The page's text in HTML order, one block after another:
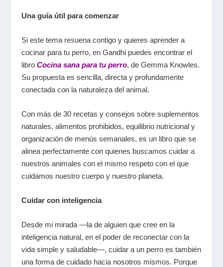
Una guía útil para comenzar
Si este tema resuena contigo y quieres aprender a
cocinar para tu perro, en Gandhi puedes encontrar el
libro Cocina sana para tu perro, de Gemma Knowles.
Su propuesta es sencilla, directa y profundamente
conectada con la naturaleza del animal.
Con más de 30 recetas y consejos sobre suplementos
naturales, alimentos prohibidos, equilibrio nutricional y
organización de menús semanales, es un libro que se
alinea perfectamente con quienes buscamos cuidar a
nuestros animales con el mismo respeto con el que
cuidamos nuestro cuerpo y nuestro planeta.
Cuidar con inteligencia
Desde mi mirada —la de alguien que cree en la
inteligencia natural, en el poder de reconectar con la
vida simple y saludable—, cuidar a un perro es también
una forma de cuidado hacia nosotros mismos. Porque